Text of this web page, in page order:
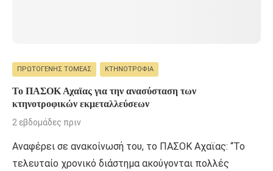
ΠΡΩΤΟΓΕΝΉΣ ΤΟΜΈΑΣ ΚΤΗΝΟΤΡΟΦΊΑ
Το ΠΑΣΟΚ Αχαϊας για την ανασύσταση των
κτηνοτροφικών εκμεταλλεύσεων
2 εβδομάδες πριν
Αναφέρει σε ανακοίνωσή του, το ΠΑΣΟΚ Αχαϊας: “Το
τελευταίο χρονικό διάστημα ακούγονται πολλές